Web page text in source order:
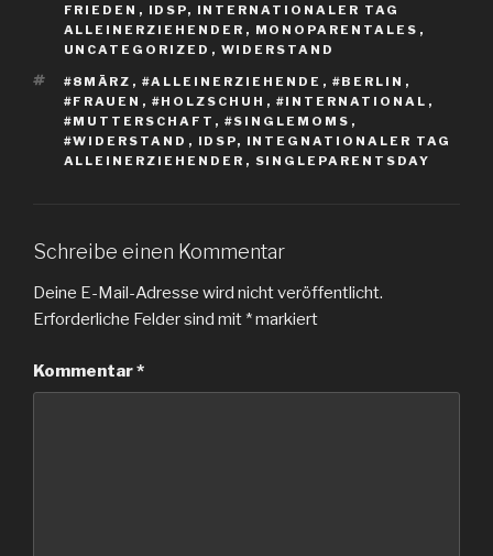
FRIEDEN , IDSP, INTERNATIONALER TAG
ALLEINERZIEHENDER , MONOPARENTALES ,
UNCATEGORIZED , WIDERSTAND
SCHLAGWÖRTER
#8MÄRZ , #ALLEINERZIEHENDE , #BERLIN ,
#FRAUEN , #HOLZSCHUH , #INTERNATIONAL ,
#MUTTERSCHAFT , #SINGLEMOMS ,
#WIDERSTAND , IDSP, INTEGNATIONALER TAG
ALLEINERZIEHENDER , SINGLEPARENTSDAY
Schreibe einen Kommentar
Deine E-Mail-Adresse wird nicht veröffentlicht.
Erforderliche Felder sind mit *markiert
Kommentar*